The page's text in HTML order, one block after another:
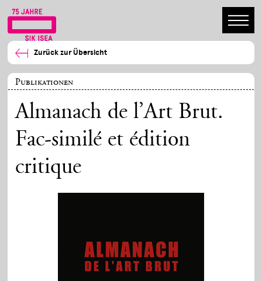
Zurück zur Übersicht
Publikationen
Almanach de l’Art Brut.
Fac-similé et édition
critique